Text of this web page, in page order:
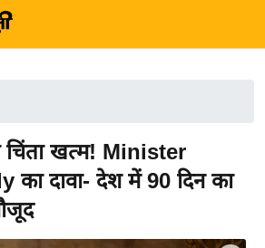
चिंता खत्म! Minister
दावा- देश में 90 दिन का